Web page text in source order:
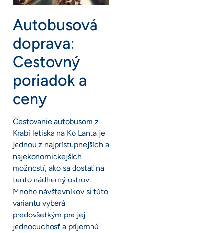
Autobusová
doprava:
Cestovný
poriadok a
ceny
Cestovanie autobusom z
Krabi letiska na Ko Lanta je
jednou z najprístupnejších a
najekonomickejších
možností, ako sa dostať na
tento nádherný ostrov.
Mnoho návštevníkov si túto
variantu vyberá
predovšetkým pre jej
jednoduchosť a príjemnú